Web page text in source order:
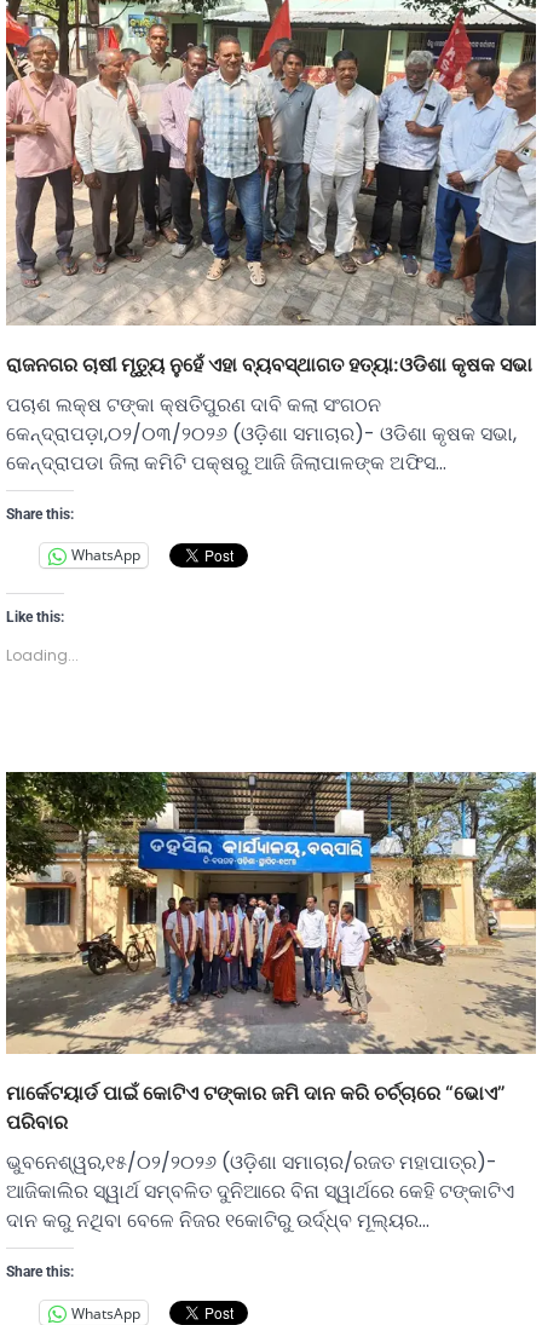
ରାଜନଗର ଚାଷୀ ମୃତୁ୍ୟ ନୁହେଁ ଏହା ବ୍ୟବସ୍ଥାଗତ ହତ୍ୟା:ଓଡିଶା କୃଷକ ସଭା
ପଚାଶ ଲକ୍ଷ ଟଙ୍କା କ୍ଷତିପୁରଣ ଦାବି କଲା ସଂଗଠନ
କେନ୍ଦ୍ରାପଡ଼ା,୦୨/୦୩/୨୦୨୬ (ଓଡ଼ିଶା ସମାଚାର)- ଓଡିଶା କୃଷକ ସଭା,
କେନ୍ଦ୍ରାପଡା ଜିଲା କମିଟି ପକ୍ଷରୁ ଆଜି ଜିଲାପାଳଙ୍କ ଅଫିସ…
Share this:
WhatsApp
Like this:
Loading...
ମାର୍କେଟୟାର୍ଡ ପାଇଁ କୋଟିଏ ଟଙ୍କାର ଜମି ଦାନ କରି ଚର୍ଚ୍ଚାରେ “ଭୋଏ”
ପରିବାର
ଭୁବନେଶ୍ୱର,୧୫/୦୨/୨୦୨୬ (ଓଡ଼ିଶା ସମାଚାର/ରଜତ ମହାପାତ୍ର)-
ଆଜିକାଲିର ସ୍ୱାର୍ଥ ସମ୍ବଳିତ ଦୁନିଆରେ ବିନା ସ୍ୱାର୍ଥରେ କେହି ଟଙ୍କାଟିଏ
ଦାନ କରୁ ନଥିବା ବେଳେ ନିଜର ୧କୋଟିରୁ ଉର୍ଦ୍ଧ୍ବ ମୂଲ୍ୟର…
Share this:
WhatsApp